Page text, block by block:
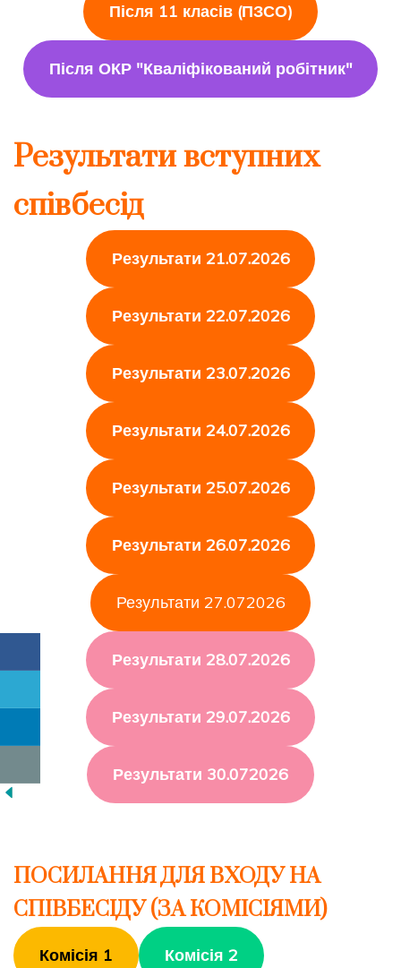
Після 11 класів (ПЗСО)
Після ОКР "Кваліфікований робітник"
Результати вступних
співбесід
Результати 21.07.2026
Результати 22.07.2026
Результати 23.07.2026
Результати 24.07.2026
Результати 25.07.2026
Результати 26.07.2026
Результати 27.072026
Результати 28.07.2026
Результати 29.07.2026
Результати 30.072026
ПОСИЛАННЯ ДЛЯ ВХОДУ НА
СПІВБЕСІДУ (ЗА КОМІСІЯМИ)
Комісія 1 Комісія 2